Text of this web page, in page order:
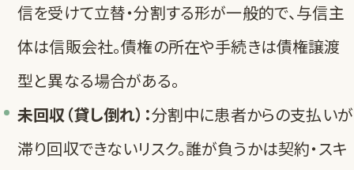
信を受けて立替・分割する形が一般的で、与信主
体は信販会社。債権の所在や手続きは債権譲渡
型と異なる場合がある。
未回収（貸し倒れ）：分割中に患者からの支払いが
滞り回収できないリスク。誰が負うかは契約・スキ